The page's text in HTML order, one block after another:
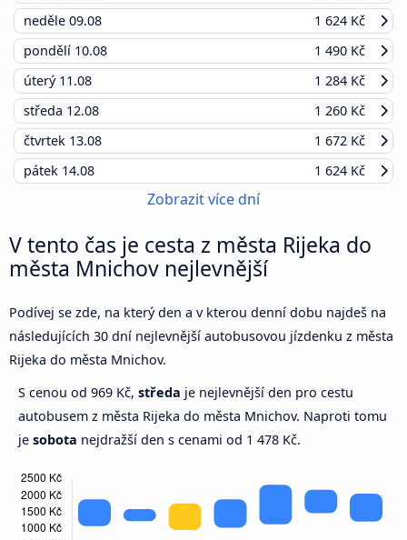
neděle 09.08
1 624 Kč
pondělí 10.08
1 490 Kč
úterý 11.08
1 284 Kč
středa 12.08
1 260 Kč
čtvrtek 13.08
1 672 Kč
pátek 14.08 1 624 Kč
Zobrazit více dní
V tento čas je cesta z města Rijeka do
města Mnichov nejlevnější
Podívej se zde, na který den a v kterou denní dobu najdeš na
následujících 30 dní nejlevnější autobusovou jízdenku z města
Rijeka do města Mnichov.
S cenou od 969 Kč, středa je nejlevnější den pro cestu
autobusem z města Rijeka do města Mnichov. Naproti tomu
je sobota nejdražší den s cenami od 1 478 Kč.